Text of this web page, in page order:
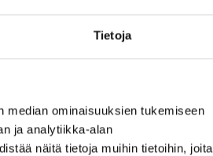
Tietoja
median ominaisuuksien tukemiseen
ja analytiikka-alan
näitä tietoja muihin tietoihin, joita
myös selkiyttää
toteuttamiskelpoisina.